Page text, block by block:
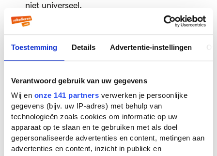
Toestemming Details Advertentie-instellingen
Verantwoord gebruik van uw gegevens
Wij en onze 141 partners verwerken je persoonlijke
gegevens (bijv. uw IP-adres) met behulp van
technologieën zoals cookies om informatie op uw
apparaat op te slaan en te gebruiken met als doel
gepersonaliseerde advertenties en content, metingen aan
advertenties en content, inzicht in publiek en
niet universeel.
 In sommige geloven passen de regels
 Er zijn veel landen die de rechten hebben
geaccepteerd maar die ze niet gebruiken.
wet aangenomen dat verkrachting in een
huwelijk strafbaar is.
Stelling: Alle kinderen moeten naar
school gaan.